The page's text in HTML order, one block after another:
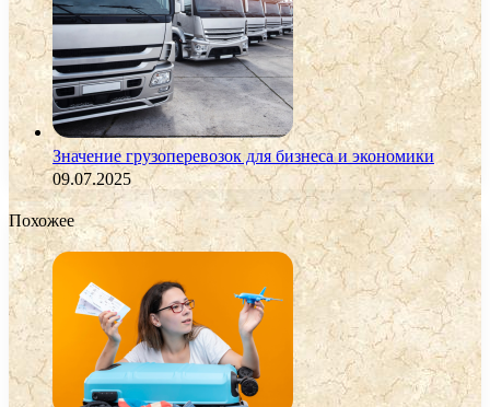
Значение грузоперевозок для бизнеса и экономики
09.07.2025
Похожее